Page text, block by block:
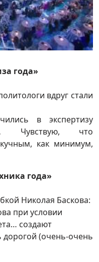
года»
вдруг стали
в экспертизу
Чувствую, что
как минимум,
года»
Николая Баскова:
при условии
создают
(очень-очень